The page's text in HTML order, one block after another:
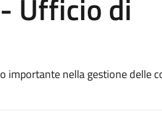
Ufficio di
importante nella gestione delle